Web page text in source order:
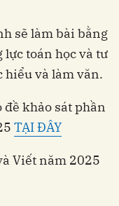
sẽ làm bài bằng
toán học và tư
hiểu và làm văn.
khảo sát phần
TẠI ĐÂY
Viết năm 2025